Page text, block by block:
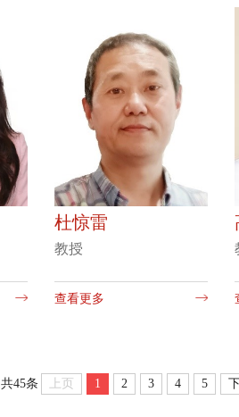
杜惊雷
教授
查看更多
共45条 上页 1 2 3 4 5